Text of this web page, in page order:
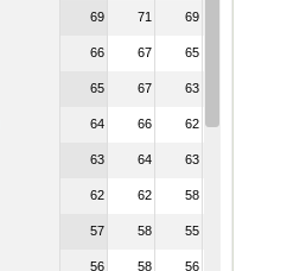
69 71 69
66 67 65
65 67 63
64 66 62
63 64 63
62 62 58
57 58 55
56 58 56